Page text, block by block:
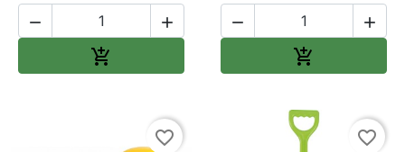
 

 

favorite_border favorite_border